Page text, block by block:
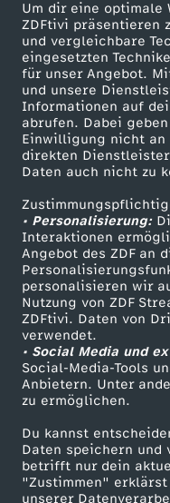
Um dir eine optimale
ZDFtivi präsentieren
und vergleichbare
eingesetzten
für unser Angebot.
und unsere
Informationen auf
abrufen. Dabei
Einwilligung nicht
direkten
Daten auch nicht zu
• Personalisierung:
Interaktionen
Angebot des ZDF an
personalisieren wir
Nutzung von ZDF
ZDFtivi. Daten von
verwendet.
• Social Media und
Social-Media-Tools
Anbietern. Unter
zu ermöglichen.
Du kannst
Daten speichern und
betrifft nur dein
"Zustimmen" erklärst
unserer
Mehr ZDF
ZDF-Apps
Smart TV
ZDFtext
Livestreams
Sendungen A-Z
TV-Programm
ZDF Unternehmen
Karriere
ZDF goes Schule
Werbefernsehen